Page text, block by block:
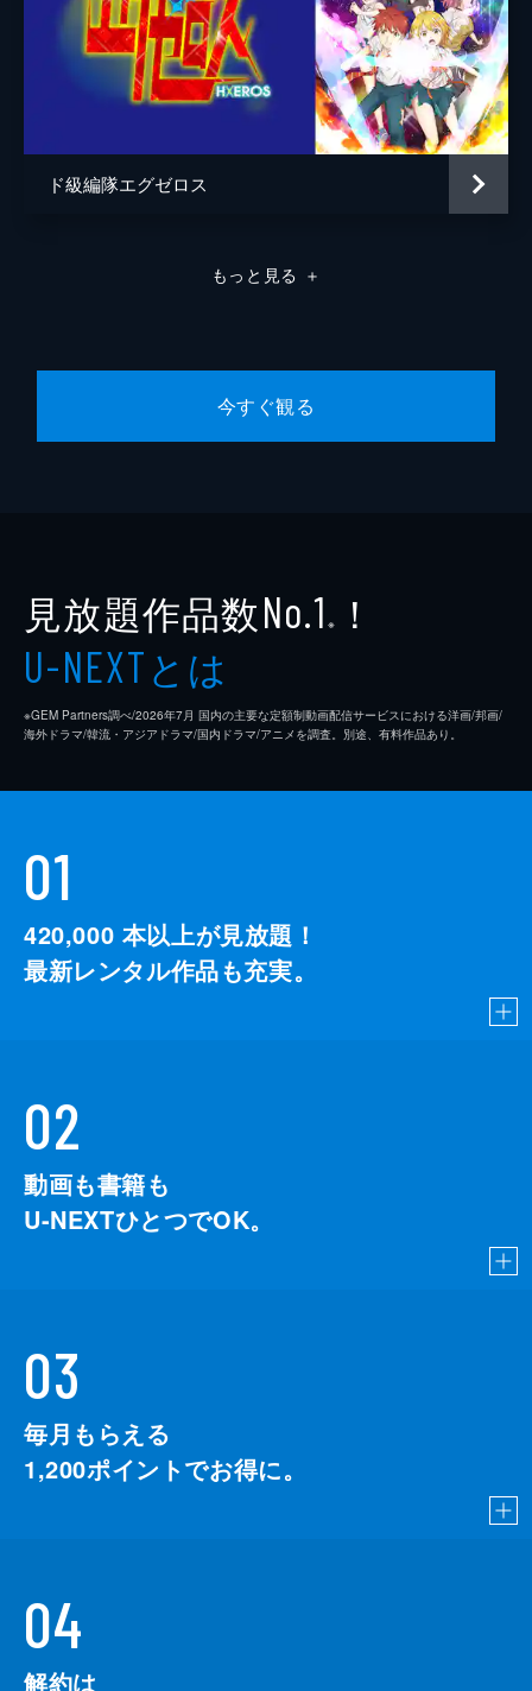
ド級編隊エグゼロス
もっと見る ＋
今すぐ観る
見放題作品数No.1 ※ ！
U-NEXTとは
※GEM Partners調べ/2026年7⽉ 国内の主要な定額制動画配信サービスにおける洋画/邦画/
海外ドラマ/韓流・アジアドラマ/国内ドラマ/アニメを調査。別途、有料作品あり。
01
420,000 本以上が見放題！
最新レンタル作品も充実。
02
動画も書籍も
U-NEXTひとつでOK。
03
毎月もらえる
1,200ポイントでお得に。
04
解約は